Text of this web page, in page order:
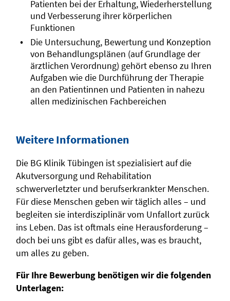
Patienten bei der Erhaltung, Wiederherstellung
und Verbesserung ihrer körperlichen
Funktionen
Die Untersuchung, Bewertung und Konzeption
von Behandlungsplänen (auf Grundlage der
ärztlichen Verordnung) gehört ebenso zu Ihren
Aufgaben wie die Durchführung der Therapie
an den Patientinnen und Patienten in nahezu
allen medizinischen Fachbereichen
Weitere Informationen
Die BG Klinik Tübingen ist spezialisiert auf die
Akutversorgung und Rehabilitation
schwerverletzter und berufserkrankter Menschen.
Für diese Menschen geben wir täglich alles – und
begleiten sie interdisziplinär vom Unfallort zurück
ins Leben. Das ist oftmals eine Herausforderung –
doch bei uns gibt es dafür alles, was es braucht,
um alles zu geben.
Für Ihre Bewerbung benötigen wir die folgenden
Unterlagen: